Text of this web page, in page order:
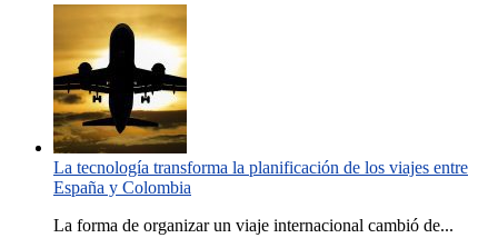
La tecnología transforma la planificación de los viajes entre
España y Colombia
La forma de organizar un viaje internacional cambió de...